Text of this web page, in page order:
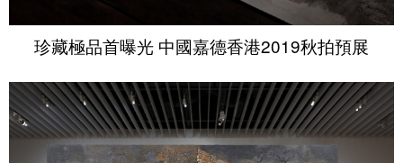
珍藏極品首曝光 中國嘉德香港2019秋拍預展